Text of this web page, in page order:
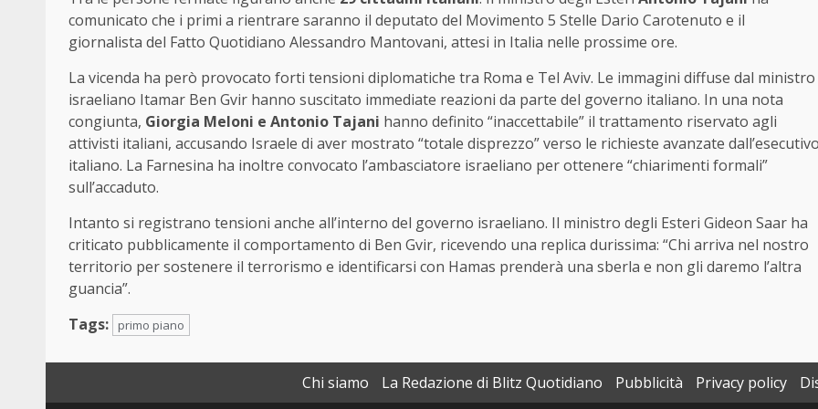
comunicato che i primi a rientrare saranno il deputato del Movimento 5 Stelle Dario Carotenuto e il
giornalista del Fatto Quotidiano Alessandro Mantovani, attesi in Italia nelle prossime ore.
La vicenda ha però provocato forti tensioni diplomatiche tra Roma e Tel Aviv. Le immagini diffuse dal ministro
israeliano Itamar Ben Gvir hanno suscitato immediate reazioni da parte del governo italiano. In una nota
congiunta, Giorgia Meloni e Antonio Tajani hanno definito “inaccettabile” il trattamento riservato agli
attivisti italiani, accusando Israele di aver mostrato “totale disprezzo” verso le richieste avanzate dall’esecutivo
italiano. La Farnesina ha inoltre convocato l’ambasciatore israeliano per ottenere “chiarimenti formali”
sull’accaduto.
Intanto si registrano tensioni anche all’interno del governo israeliano. Il ministro degli Esteri Gideon Saar ha
criticato pubblicamente il comportamento di Ben Gvir, ricevendo una replica durissima: “Chi arriva nel nostro
territorio per sostenere il terrorismo e identificarsi con Hamas prenderà una sberla e non gli daremo l’altra
guancia”.
Tags:
primo piano
Chi siamo La Redazione di Blitz Quotidiano Pubblicità Privacy policy